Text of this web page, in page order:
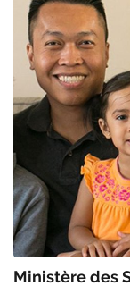
Ministère des